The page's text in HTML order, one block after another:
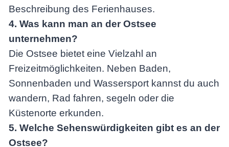
Beschreibung des Ferienhauses.
4. Was kann man an der Ostsee
unternehmen?
Die Ostsee bietet eine Vielzahl an
Freizeitmöglichkeiten. Neben Baden,
Sonnenbaden und Wassersport kannst du auch
wandern, Rad fahren, segeln oder die
Küstenorte erkunden.
5. Welche Sehenswürdigkeiten gibt es an der
Ostsee?